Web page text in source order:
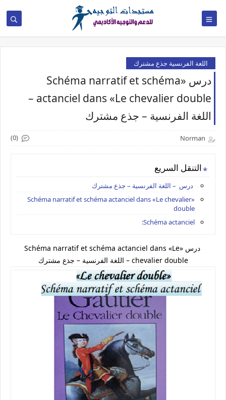
اللغة الفرنسية جذع مشترك
درس «Schéma narratif et schéma
actanciel dans «Le chevalier double –
اللغة الفرنسية – جذع مشترك
Norman
(0)
التنقل السريع
درس – اللغة الفرنسية – جذع مشترك
«Schéma narratif et schéma actanciel dans «Le chevalier
double
Schéma actanciel:
درس «Schéma narratif et schéma actanciel dans «Le
chevalier double – اللغة الفرنسية – جذع مشترك